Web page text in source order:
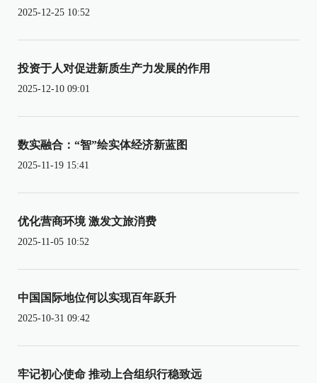
2025-12-25 10:52
投资于人对促进新质生产力发展的作用
2025-12-10 09:01
数实融合：“智”绘实体经济新蓝图
2025-11-19 15:41
优化营商环境 激发文旅消费
2025-11-05 10:52
中国国际地位何以实现百年跃升
2025-10-31 09:42
牢记初心使命 推动上合组织行稳致远